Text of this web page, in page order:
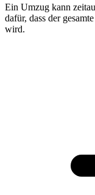
Ein Umzug kann
dafür, dass der
wird.